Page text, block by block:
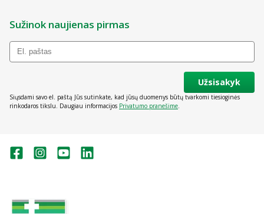
Sužinok naujienas pirmas
Užsisakyk
Siųsdami savo el. paštą Jūs sutinkate, kad jūsų duomenys būtų tvarkomi tiesioginės
rinkodaros tikslu. Daugiau informacijos Privatumo pranešime.